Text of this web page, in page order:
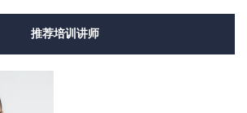
推荐培训讲师